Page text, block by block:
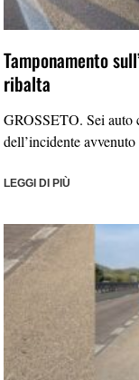
Tamponamento
ribalta
GROSSETO. Sei auto
dell’incidente
LEGGI DI PIÙ